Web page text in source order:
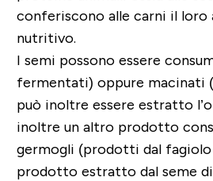
conferiscono alle carni il loro
nutritivo.
I semi possono essere
fermentati) oppure macinati
può inoltre essere estratto
inoltre un altro prodotto
germogli (prodotti dal fagiolo
prodotto estratto dal seme